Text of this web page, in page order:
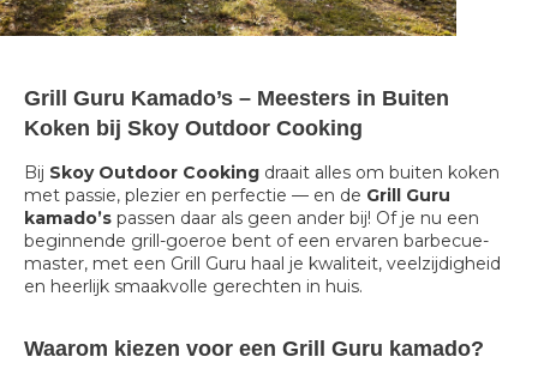
Grill Guru Kamado’s – Meesters in Buiten
Koken bij Skoy Outdoor Cooking
Bij Skoy Outdoor Cooking draait alles om buiten koken
met passie, plezier en perfectie — en de Grill Guru
kamado’s passen daar als geen ander bij! Of je nu een
beginnende grill-goeroe bent of een ervaren barbecue-
master, met een Grill Guru haal je kwaliteit, veelzijdigheid
en heerlijk smaakvolle gerechten in huis.
Waarom kiezen voor een Grill Guru kamado?